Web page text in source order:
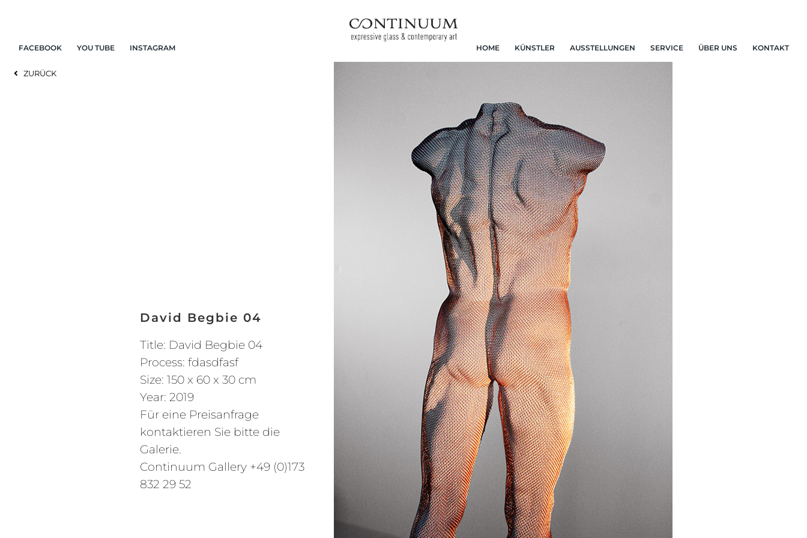
FACEBOOK YOU TUBE INSTAGRAM HOME KÜNSTLER AUSSTELLUNGEN SERVICE ÜBER UNS KONTAKT
ZURÜCK
David Begbie 04
Title: David Begbie 04
Process: fdasdfasf
Size: 150 x 60 x 30 cm
Year: 2019
Für eine Preisanfrage
kontaktieren Sie bitte die
Galerie.
Continuum Gallery +49 (0)173
832 29 52